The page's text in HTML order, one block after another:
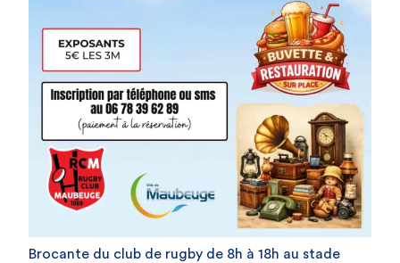
Brocante du club de rugby de 8h à 18h au stade